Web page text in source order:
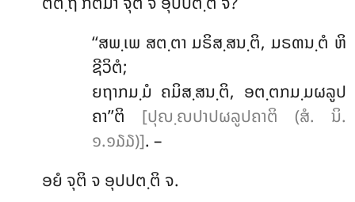
‘‘ສພ຺ເພ ສຕ຺ຕາ ມຣິສ຺ສນ຺ຕິ, ມຣຓນ຺ຕໍ ຫິ
ຊີວິຕໍ;
ຍຖາກມ຺ມໍ ຄມິສ຺ສນ຺ຕິ, ອຕ຺ຕກມ຺ມຜລູປ
ຄາ’’ຕິ [ປຸຎ຺ຎປາປຜລູປຄາຕິ (ສໍ. ນິ.
໑.໑໓໓)]. –
ອຍໍ ຈຸຕິ ຈ ອຸປປຕ຺ຕິ ຈ.